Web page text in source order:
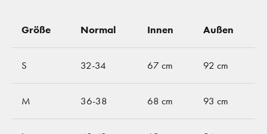
Größe Normal Innen Außen
S 32-34 67 cm 92 cm
M 36-38 68 cm 93 cm